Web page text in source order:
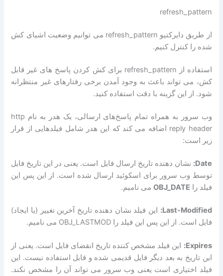
refresh_pattern
از طریق دایرکتیو refresh_pattern می توانیم وضعیت اشیای کش
شده را کنترل کنیم.
استفاده از refresh_pattern برای کش کردن پاسخ های غیر قابل
کش، می تواند باعث به وجود آمدن برخی رفتارهای غیر منتظرانه
شود. از این گزینه با دقت استفاده کنید.
وب سرور به همراه تمام پاسخ‌های ارسالی، یک هدر به نام http
reply header اضافه می کند که این هدر شامل فیلدهایی از قرار
زیر است:
Date: نشان دهنده تاریخ ارسال فایل است. یعنی در این تاریخ فایل
توسط وب سرور برای اسکوئید ارسال شده است. از این پس این
فیلد را OBJ_DATE می نامیم.
Last-Modified:
این فیلد نشان دهنده تاریخ آخرین تغییر (یا ایجاد)
فایل است. از این پس این فیلد را OBJ_LASTMOD می نامیم.
Expires: این فیلد مشخص کننده تاریخ انقضای فایل است. یعنی از
این تاریخ به بعد دیگر فایل قدیمی شده و قابل استفاده نیست. این
فیلد اختیاری است یعنی وب سرور می تواند آن را مشخص نکند.